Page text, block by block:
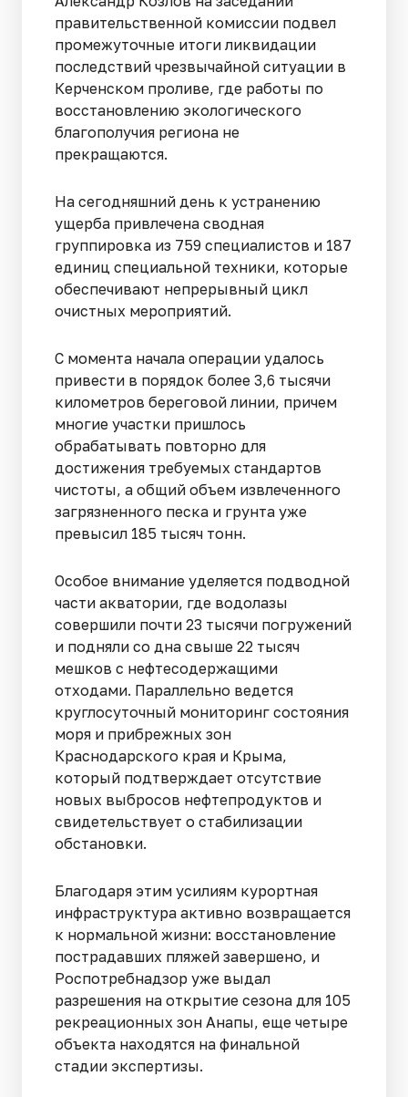
правительственной комиссии подвел
промежуточные итоги ликвидации
последствий чрезвычайной ситуации в
Керченском проливе, где работы по
восстановлению экологического
благополучия региона не
прекращаются.
На сегодняшний день к устранению
ущерба привлечена сводная
группировка из 759 специалистов и 187
единиц специальной техники, которые
обеспечивают непрерывный цикл
очистных мероприятий.
С момента начала операции удалось
привести в порядок более 3,6 тысячи
километров береговой линии, причем
многие участки пришлось
обрабатывать повторно для
достижения требуемых стандартов
чистоты, а общий объем извлеченного
загрязненного песка и грунта уже
превысил 185 тысяч тонн.
Особое внимание уделяется подводной
части акватории, где водолазы
совершили почти 23 тысячи погружений
и подняли со дна свыше 22 тысяч
мешков с нефтесодержащими
отходами. Параллельно ведется
круглосуточный мониторинг состояния
моря и прибрежных зон
Краснодарского края и Крыма,
который подтверждает отсутствие
новых выбросов нефтепродуктов и
свидетельствует о стабилизации
обстановки.
Благодаря этим усилиям курортная
инфраструктура активно возвращается
к нормальной жизни: восстановление
пострадавших пляжей завершено, и
Роспотребнадзор уже выдал
разрешения на открытие сезона для 105
рекреационных зон Анапы, еще четыре
объекта находятся на финальной
стадии экспертизы.